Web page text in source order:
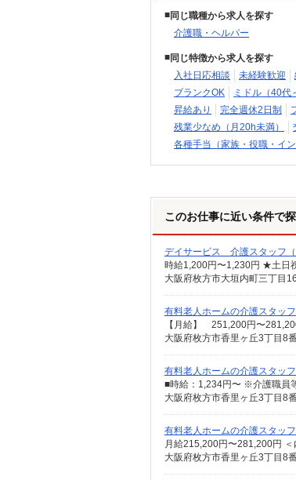
同じ職種から求人を探す
介護職・ヘルパー
同じ特徴から求人を探す
入社日応相談
未経験歓迎
ブランクOK
ミドル（40代
昇給あり
完全週休2日制
残業少なめ（月20h未満）
各種手当（家族・役職・イ
このお仕事に近い条件で
デイサービス 介護スタッフ（
時給1,200円〜1,230円 ★土日
大阪府枚方市大垣内町三丁目
有料老人ホームの介護スタッフ
大阪府枚方市香里ヶ丘3丁目8
有料老人ホームの介護スタッフ
大阪府枚方市香里ヶ丘3丁目8
有料老人ホームの介護スタッフ
大阪府枚方市香里ヶ丘3丁目8